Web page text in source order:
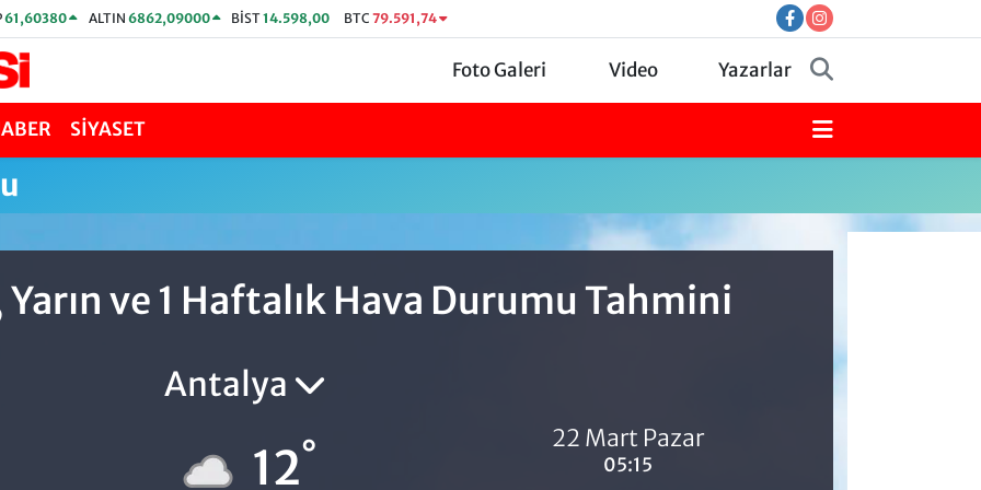
61,60380 ALTIN 6862,09000 BİST14.598,00 BTC 79.591,74
Foto Galeri Video Yazarlar
SİYASET
ve 1 Haftalık Hava Durumu Tahmini
Antalya
12° 22 Mart Pazar
05:15